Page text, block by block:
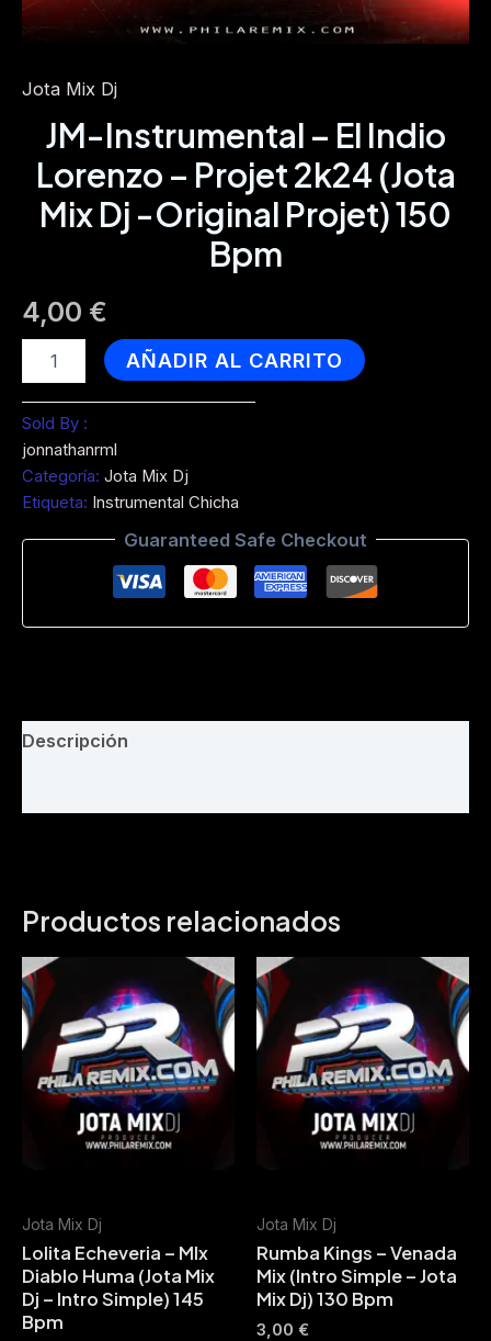
Jota Mix Dj
JM-Instrumental – El Indio
Lorenzo – Projet 2k24 (Jota
Mix Dj -Original Projet) 150
Bpm
4,00 €
Instrumental
El
Lorenzo
-
Projet
(Jota
Original
cantidad
AÑADIR AL CARRITO
Sold By :
jonnathanrml
Categoría: Jota Mix Dj
Etiqueta: Instrumental Chicha
Guaranteed Safe Checkout
Descripción
Productos relacionados
Jota Mix Dj
Lolita Echeveria – MIx
Diablo Huma (Jota Mix
Dj – Intro Simple) 145
Bpm
Jota Mix Dj
Rumba Kings – Venada
Mix (Intro Simple – Jota
Mix Dj) 130 Bpm
3,00 €